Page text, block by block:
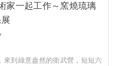
家一起工作～窯燒琉璃
來到綠意盎然的衛武營，短短六